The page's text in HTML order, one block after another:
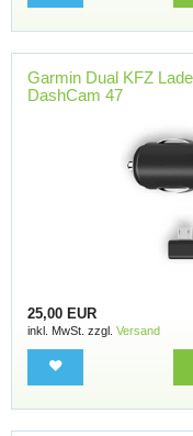
Garmin Dual KFZ
DashCam 47
25,00 EUR
inkl. MwSt. zzgl. Versand